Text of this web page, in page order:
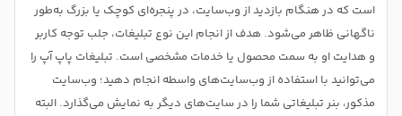
است که در هنگام بازدید از وب‌سایت، در پنجره‌ای کوچک یا بزرگ به‌طور
ناگهانی ظاهر می‌شود. هدف از انجام این نوع تبلیغات، جلب توجه کاربر
و هدایت او به سمت محصول یا خدمات مشخصی است. تبلیغات پاپ آپ را
می‌توانید با استفاده از وب‌سایت‌های واسطه انجام دهید؛ وب‌سایت
مذکور، بنر تبلیغاتی شما را در سایت‌های دیگر به نمایش می‌گذارد. البته